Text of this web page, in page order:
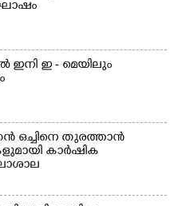
ഇനി ഇ - മെയിലും
ഒച്ചിനെ തുരത്താൻ
കാർഷിക